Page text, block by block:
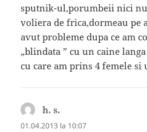
sputnik-ul,porumbeii nici
voliera de frica,dormeau pe
avut probleme dupa ce am
„blindata ” cu un caine
cu care am prins 4 femele
h. s.
01.04.2013 la 10:07